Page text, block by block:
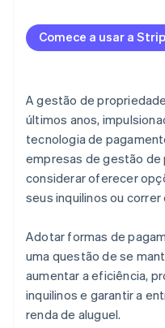
Comece a usar a
A gestão de
últimos anos,
tecnologia de
empresas de gestão
considerar oferecer
seus inquilinos ou
Adotar formas de
uma questão de se
aumentar a eficiência,
inquilinos e garantir a
renda de aluguel.